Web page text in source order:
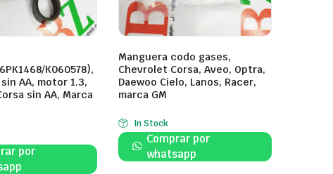
K060578),
AA, motor 1.3,
sin AA, Marca
por
Manguera codo gases,
Chevrolet Corsa, Aveo, Optra,
Daewoo Cielo, Lanos, Racer,
marca GM
In Stock
Comprar por
whatsapp